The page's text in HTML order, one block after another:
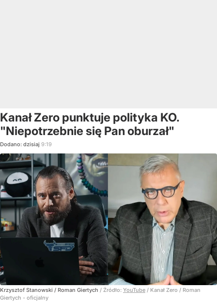
Kanał Zero punktuje polityka KO.
"Niepotrzebnie się Pan oburzał"
Dodano: dzisiaj 9:19
Krzysztof Stanowski / Roman Giertych / Źródło: YouTube / Kanał Zero / Roman
Giertych - oficjalny